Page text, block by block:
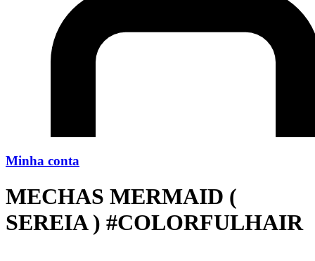
Minha conta
MECHAS MERMAID (
SEREIA ) #COLORFULHAIR